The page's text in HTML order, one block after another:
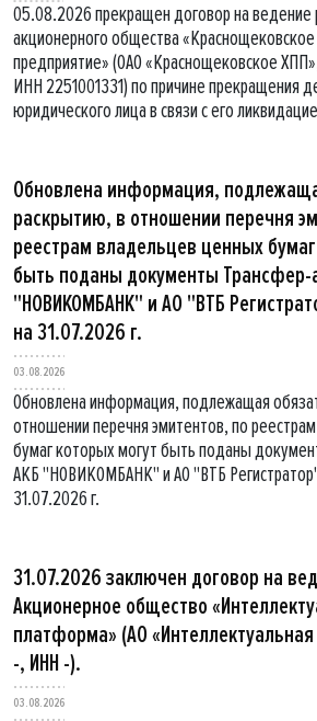
05.08.2026 прекращен договор на ведение
акционерного общества
предприятие» (ОАО «Краснощековское
ИНН 2251001331) по причине прекращения
юридического лица в связи с его
Обновлена информация,
раскрытию, в отношении перечня
реестрам владельцев ценных
быть поданы документы Трансфер-
"НОВИКОМБАНК" и АО "ВТБ
на 31.07.2026 г.
03.08.2026
Обновлена информация, подлежащая
отношении перечня эмитентов, по
бумаг которых могут быть поданы
АКБ "НОВИКОМБАНК" и АО "ВТБ
31.07.2026 г.
31.07.2026 заключен договор на
Акционерное общество
платформа» (АО
-, ИНН -).
03.08.2026